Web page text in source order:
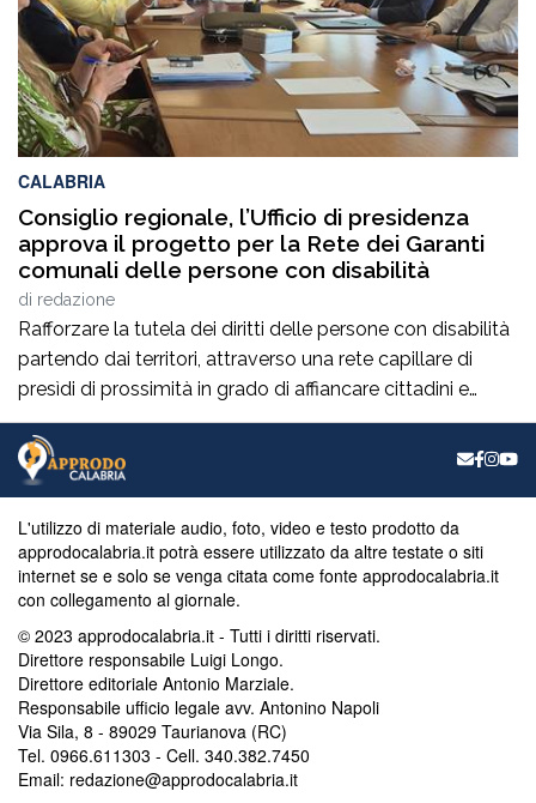
CALABRIA
Consiglio regionale, l’Ufficio di presidenza
approva il progetto per la Rete dei Garanti
comunali delle persone con disabilità
di redazione
Rafforzare la tutela dei diritti delle persone con disabilità
partendo dai territori, attraverso una rete capillare di
presìdi di prossimità in grado di affiancare cittadini e
amministrazioni locali. È questo l’obiettivo del
progetto“Rafforzamento della Rete dei Garanti dei diritti
delle persone con disabilità e promozione dell’istituzione
dall’Ufficio di […]
L'utilizzo di materiale audio, foto, video e testo prodotto da
approdocalabria.it potrà essere utilizzato da altre testate o siti
internet se e solo se venga citata come fonte approdocalabria.it
con collegamento al giornale.
© 2023 approdocalabria.it - Tutti i diritti riservati.
Direttore responsabile Luigi Longo.
Direttore editoriale Antonio Marziale.
Responsabile ufficio legale avv. Antonino Napoli
Via Sila, 8 - 89029 Taurianova (RC)
Tel. 0966.611303 - Cell. 340.382.7450
Email: redazione@approdocalabria.it